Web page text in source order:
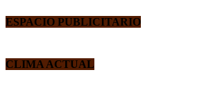
ESPACIO PUBLICITARIO
CLIMA ACTUAL